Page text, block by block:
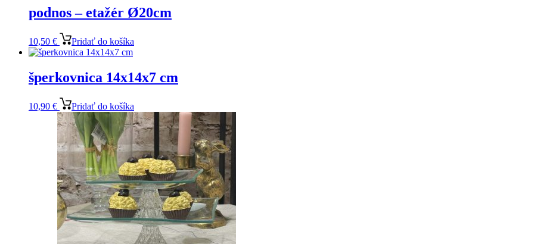
podnos – etažér Ø20cm
10,50 € Pridať do košíka
šperkovnica 14x14x7 cm
10,90 € Pridať do košíka